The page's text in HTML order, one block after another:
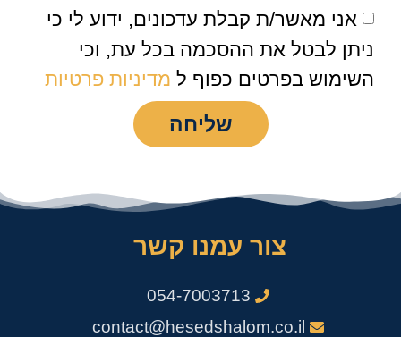
אני מאשר/ת קבלת עדכונים, ידוע לי כי
ניתן לבטל את ההסכמה בכל עת, וכי
השימוש בפרטים כפוף ל מדיניות פרטיות
שליחה
צור עמנו קשר
054-7003713
contact@hesedshalom.co.il